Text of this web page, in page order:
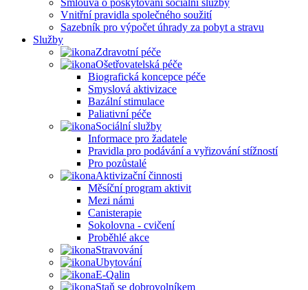
Vnitřní pravidla společného soužití
Sazebník pro výpočet úhrady za pobyt a stravu
Služby
Zdravotní péče
Ošetřovatelská péče
Biografická koncepce péče
Smyslová aktivizace
Bazální stimulace
Paliativní péče
Sociální služby
Informace pro žadatele
Pravidla pro podávání a vyřizování stížností
Pro pozůstalé
Aktivizační činnosti
Měsíční program aktivit
Mezi námi
Canisterapie
Sokolovna - cvičení
Proběhlé akce
Stravování
Ubytování
E-Qalin
Staň se dobrovolníkem